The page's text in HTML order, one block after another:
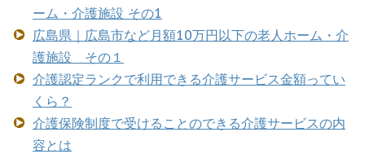
ーム・介護施設 その1
広島県｜広島市など月額10万円以下の老人ホーム・介
護施設 その１
介護認定ランクで利用できる介護サービス金額ってい
くら？
介護保険制度で受けることのできる介護サービスの内
容とは